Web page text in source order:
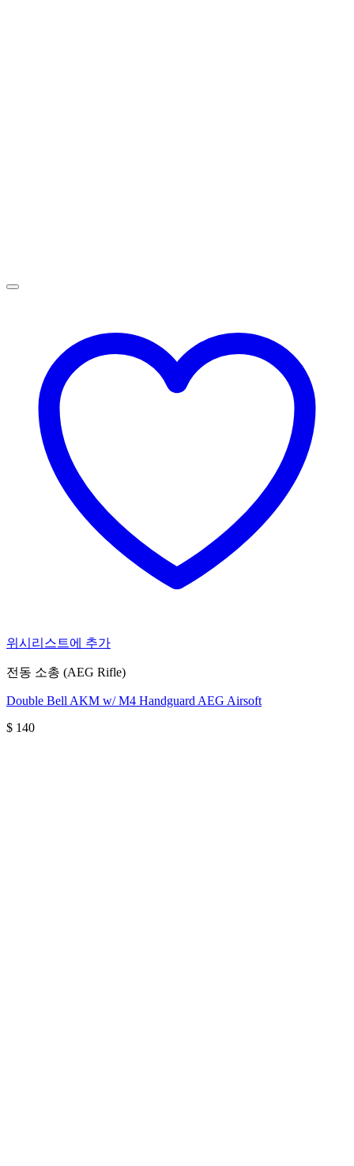
위시리스트에 추가
전동 소총 (AEG Rifle)
Double Bell AKM w/ M4 Handguard AEG Airsoft
$ 140